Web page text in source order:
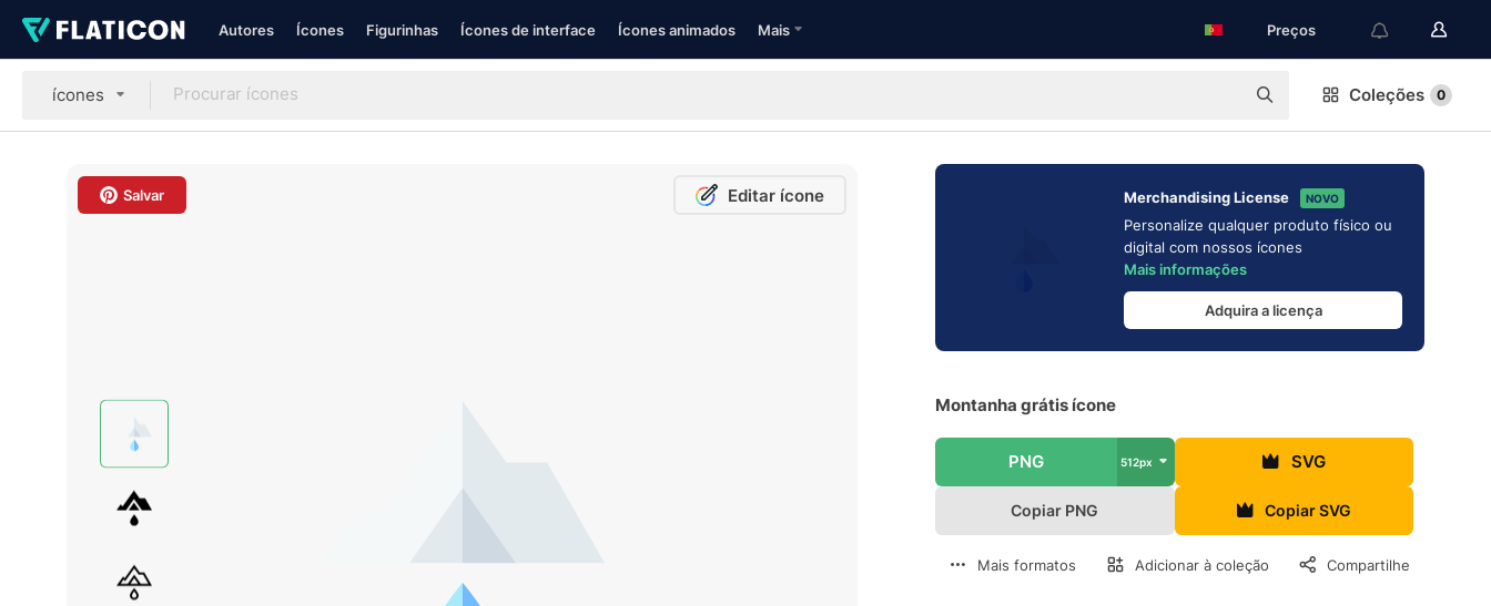
Autores Ícones Figurinhas Ícones de interface Ícones animados Mais Preços
ícones Coleções 0
Salvar Editar ícone Merchandising License NOVO
Personalize qualquer produto físico ou
digital com nossos ícones
Mais informações
Adquira a licença
Montanha grátis ícone
PNG 512px SVG
Copiar PNG Copiar SVG
Mais formatos Adicionar à coleção Compartilhe